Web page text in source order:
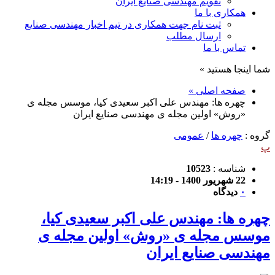
همکاری با ما
ثبت نام جهت همکاری در تیم اخبار مهندسی صنایع
ارسال مطلب
تماس با ما
شما اینجا هستید »
صفحه اصلی »
چهره ها: مهندس علی اکبر سعیدی کیا، موسس مجله ی
«روش» اولین مجله ی مهندسی صنایع ایران
گروه : چهره ها / عمومی
پ
شناسه : 10523
22 شهریور 1400 - 14:19
۰ دیدگاه
چهره ها: مهندس علی اکبر سعیدی کیا،
موسس مجله ی «روش» اولین مجله ی
مهندسی صنایع ایران